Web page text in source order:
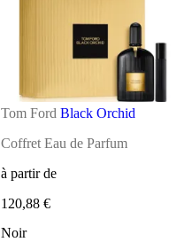
Tom Ford Black Orchid
Coffret Eau de Parfum
à partir de
120,88 €
Noir